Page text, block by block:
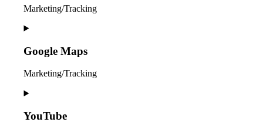
Marketing/Tracking
Consent
service
google-
fonts
Google Maps
Marketing/Tracking
Consent
service
YouTube